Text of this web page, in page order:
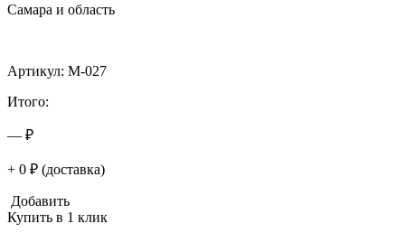
Самара и область
Артикул: M-027
Итого:
— ₽
+ 0 ₽ (доставка)
Добавить
Купить в 1 клик